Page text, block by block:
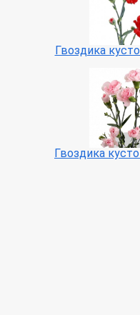
Гвоздика
Гвоздика